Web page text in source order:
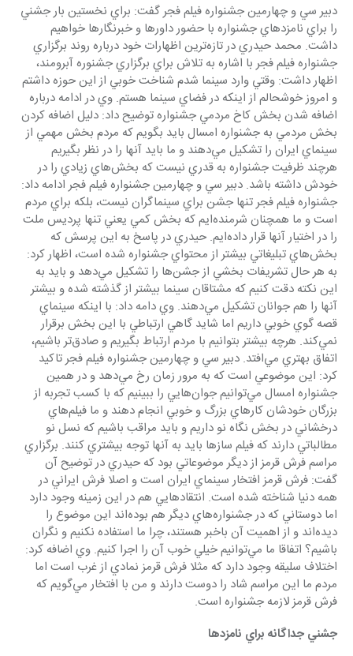
دبير سي و چهارمين جشنواره فيلم فجر گفت: براي نخستين بار جشني
را براي نامزدهاي جشنواره با حضور داورها و خبرنگارها خواهيم
داشت. محمد حيدري در تازه‌ترين اظهارات خود درباره روند برگزاري
جشنواره فيلم فجر با اشاره به تلاش براي برگزاري جشنوره آبرومند،
اظهار داشت: وقتي وارد سينما شدم شناخت خوبي از اين حوزه داشتم
و امروز خوشحالم از اينكه در فضاي سينما هستم. وي در ادامه درباره
اضافه شدن بخش كاخ مردمي جشنواره توضيح داد: دليل اضافه كردن
بخش مردمي به جشنواره امسال بايد بگويم كه مردم بخش مهمي از
سينماي ايران را تشكيل مي‌دهند و ما بايد آنها را در نظر بگيريم
هرچند ظرفيت جشنواره به قدري نيست كه بخش‌هاي زيادي را در
خودش داشته باشد. دبير سي و چهارمين جشنواره فيلم فجر ادامه داد:
جشنواره فيلم فجر تنها جشن براي سينماگران نيست، بلكه براي مردم
است و ما همچنان شرمنده‌ايم كه بخش كمي يعني تنها پرديس ملت
را در اختيار آنها قرار داده‌ايم. حيدري در پاسخ به اين پرسش كه
بخش‌هاي تبليغاتي بيشتر از محتواي جشنواره شده است، اظهار كرد:
به هر حال تشريفات بخشي از جشن‌ها را تشكيل مي‌دهد و بايد به
اين نكته دقت كنيم كه مشتاقان سينما بيشتر از گذشته شده و بيشتر
آنها را هم جوانان تشكيل مي‌دهند. وي دامه داد: با اينكه سينماي
قصه گوي خوبي داريم اما شايد گاهي ارتباطي با اين بخش برقرار
نمي‌كند. هرچه بيشتر بتوانيم با مردم ارتباط بگيريم و صادق‌تر باشيم،
اتفاق بهتري مي‌افتد. دبير سي و چهارمين جشنواره فيلم فجر تاكيد
كرد: اين موضوعي است كه به مرور زمان رخ مي‌دهد و در همين
جشنواره امسال مي‌توانيم جوان‌هايي را ببينيم كه با كسب تجربه از
بزرگان خودشان كارهاي بزرگ و خوبي انجام دهند و ما فيلم‌هاي
درخشاني در بخش نگاه نو داريم و بايد مراقب باشيم كه نسل نو
مطالباتي دارند كه فيلم سازها بايد به آنها توجه بيشتري كنند. برگزاري
مراسم فرش قرمز از ديگر موضوعاتي بود كه حيدري در توضيح آن
گفت: فرش قرمز افتخار سينماي ايران است و اصلا فرش ايراني در
همه دنيا شناخته شده است. انتقادهايي هم در اين زمينه وجود دارد
اما دوستاني كه در جشنواره‌هاي ديگر هم بوده‌اند اين موضوع را
ديده‌اند و از اهميت آن باخبر هستند، چرا ما استفاده نكنيم و نگران
باشيم؟ اتفاقا ما مي‌توانيم خيلي خوب آن را اجرا كنيم. وي اضافه كرد:
اختلاف سليقه وجود دارد كه مثلا فرش قرمز نمادي از غرب است اما
مردم ما اين مراسم شاد را دوست دارند و من با افتخار مي‌گويم كه
فرش قرمز لازمه جشنواره است.
جشني جداگانه براي نامزدها